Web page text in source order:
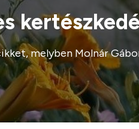
melyben Molnár